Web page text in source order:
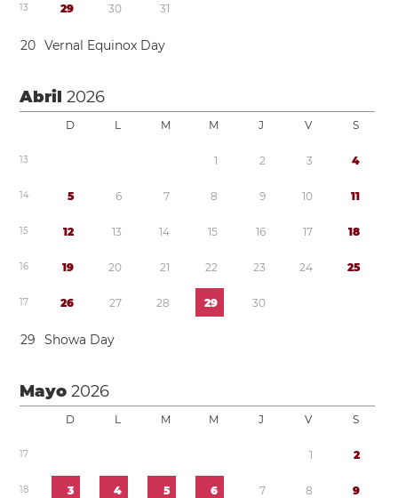
13 29 30 31
20 Vernal Equinox Day
Abril2026
D L M M J V S
13 1 2 3 4
14 5 6 7 8 9 10 11
15 12 13 14 15 16 17 18
16 19 20 21 22 23 24 25
17 26 27 28 29 30
29 Showa Day
Mayo2026
D L M M J V S
17 1 2
18 3 4 5 6 7 8 9